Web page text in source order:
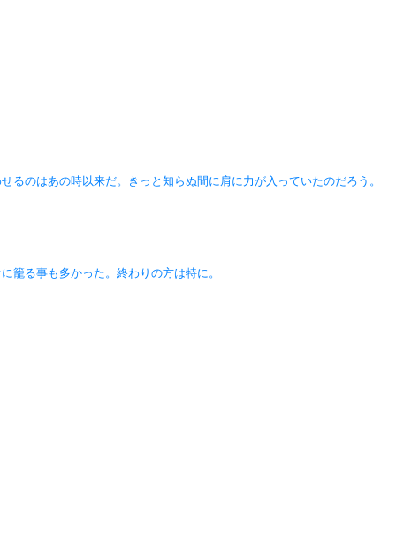
のはあの時以来だ。きっと知らぬ間に肩に力が入っていたのだろう。
籠る事も多かった。終わりの方は特に。